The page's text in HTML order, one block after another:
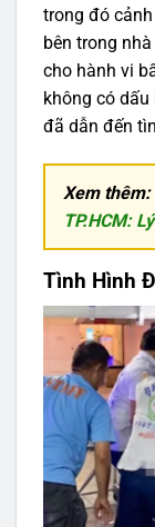
trong đó
bên trong
cho hành vi
không có
đã dẫn đến
Xem thêm:
TP.HCM:
Tình Hình